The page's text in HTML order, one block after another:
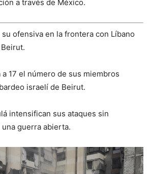
a través de México.
ofensiva en la frontera con Líbano
a 17 el número de sus miembros
israelí de Beirut.
intensifican sus ataques sin
guerra abierta.